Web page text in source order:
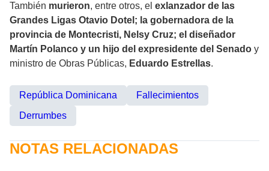
También murieron, entre otros, el exlanzador de las
Grandes Ligas Otavio Dotel; la gobernadora de la
provincia de Montecristi, Nelsy Cruz; el diseñador
Martín Polanco y un hijo del expresidente del Senado y
ministro de Obras Públicas, Eduardo Estrellas.
República Dominicana
Fallecimientos
Derrumbes
NOTAS RELACIONADAS